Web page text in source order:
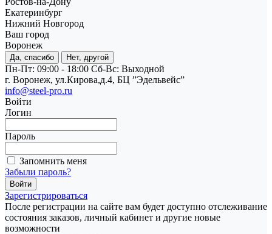
Екатеринбург
Нижний Новгород
Ваш город
Воронеж
Да, спасибо Нет, другой
Пн-Пт: 09:00 - 18:00 Cб-Вс: Выходной
г. Воронеж, ул.Кирова,д.4, БЦ ”Эдельвейс”
info@steel-pro.ru
Войти
Логин
Пароль
Запомнить меня
Забыли пароль?
Зарегистрироваться
После регистрации на сайте вам будет доступно отслеживание
состояния заказов, личный кабинет и другие новые
возможности